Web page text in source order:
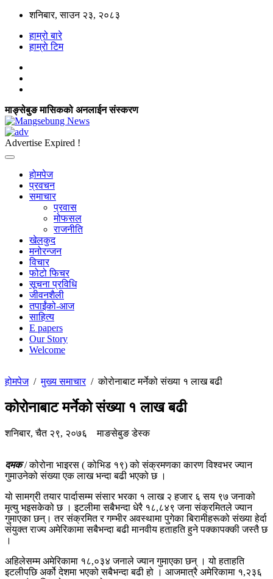
शनिबार, साउन २३, २०८३
हाम्रो बारे
हाम्राे टिम
माङ्सेबुङ मासिकको अनलाईन संस्करण
Advertise Expired !
होमपेज
प्रवचन
समाचार
प्रवास
मोफसल
राजनीति
खेलकुद
मनोरन्जन
विचार
फोटो फिचर
सूचना प्रविधि
जीवनशैली
तपाईंको-आज
साहित्य
E papers
Our Story
Welcome
होमपेज/मुख्य समाचार/कोरोनाबाट मर्नेको संख्या १ लाख बढी
कोरोनाबाट मर्नेको संख्या १ लाख बढी
शनिबार, चैत २९, २०७६ माङसेबुङ डेस्क
दमक/ कोरोना भाइरस ( कोभिड १९) को संक्रमणका कारण विश्वभर ज्यान
गुमाउनेको संख्या एक लाख भन्दा बढी भएको छ ।
यो सामग्री तयार पार्दासम्म संसार भरका १ लाख २ हजार ६ सय ९७ जनाको
मृत्यु भइसकेको छ । इटलीमा सबैभन्दा धेरै १८,८४९ जना संक्रमितले ज्यान
गुमाएका छन्। तर संक्रमित र गम्भीर अवस्थामा पुगेका बिरामीहरूको संख्या हेर्दा
संयुक्त राज्य अमेरिकामा सबैभन्दा बढी मानवीय हताहति हुने पक्कापक्की जस्तै छ
।
अहिलेसम्म अमेरिकामा १८,०३४ जनाले ज्यान गुमाएका छन् । यो हताहति
इटलीपछि अर्को देशमा भएको सबैभन्दा बढी हो । आजमात्रै अमेरिकामा १,२३६